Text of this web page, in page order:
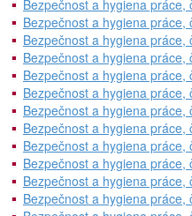
Bezpečnost a hygiena práce,
Bezpečnost a hygiena práce,
Bezpečnost a hygiena práce,
Bezpečnost a hygiena práce,
Bezpečnost a hygiena práce,
Bezpečnost a hygiena práce,
Bezpečnost a hygiena práce,
Bezpečnost a hygiena práce,
Bezpečnost a hygiena práce,
Bezpečnost a hygiena práce,
Bezpečnost a hygiena práce,
Bezpečnost a hygiena práce,